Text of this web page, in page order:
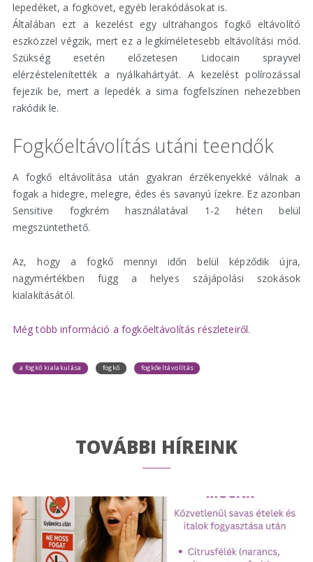
lepedéket, a fogkövet, egyéb lerakódásokat is.
Általában ezt a kezelést egy ultrahangos fogkő eltávolító
eszközzel végzik, mert ez a legkíméletesebb eltávolítási mód.
Szükség esetén előzetesen Lidocain sprayvel
elérzéstelenítették a nyálkahártyát. A kezelést polírozással
fejezik be, mert a lepedék a sima fogfelszínen nehezebben
rakódik le.
Fogkőeltávolítás utáni teendők
A fogkő eltávolítása után gyakran érzékenyekké válnak a
fogak a hidegre, melegre, édes és savanyú ízekre. Ez azonban
Sensitive fogkrém használatával 1-2 héten belül
megszüntethető.
Az, hogy a fogkő mennyi időn belül képződik újra,
nagymértékben függ a helyes szájápolási szokások
kialakításától.
Még több információ a fogkőeltávolítás részleteiről.
a fogkő kialakulása fogkő fogkőeltávolítás
TOVÁBBI HÍREINK